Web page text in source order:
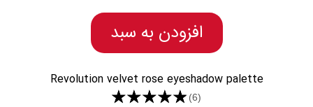
افزودن به سبد
Revolution velvet rose eyeshadow palette
★★★★★(6)